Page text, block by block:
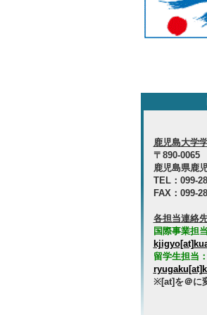
鹿児島大学
〒890-0065
鹿児島県鹿
TEL：099-
FAX：099-
各担当連絡
国際事業担
留学生担当：
※[at]を＠に